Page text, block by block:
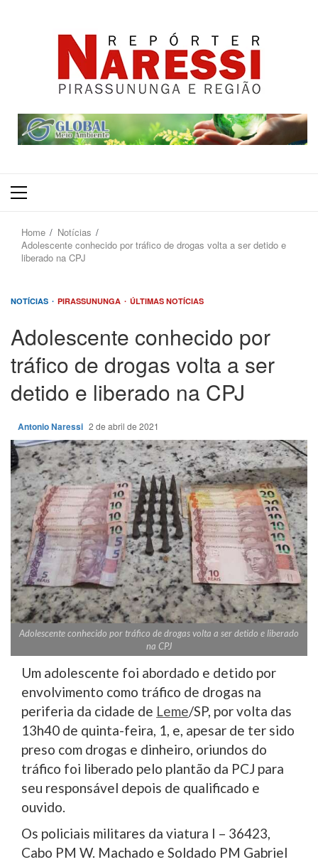
Primary
Home
Notícias
Adolescente conhecido por tráfico de drogas volta a ser detido e
liberado na CPJ
NOTÍCIAS PIRASSUNUNGA ÚLTIMAS NOTÍCIAS
Adolescente conhecido por
tráfico de drogas volta a ser
detido e liberado na CPJ
Antonio Naressi 2 de abril de 2021
Adolescente conhecido por tráfico de drogas volta a ser detido e liberado
na CPJ
Um adolescente foi abordado e detido por
envolvimento como tráfico de drogas na
periferia da cidade de Leme/SP, por volta das
13h40 de quinta-feira, 1, e, apesar de ter sido
preso com drogas e dinheiro, oriundos do
tráfico foi liberado pelo plantão da PCJ para
seu responsável depois de qualificado e
ouvido.
Os policiais militares da viatura I – 36423,
Cabo PM W. Machado e Soldado PM Gabriel